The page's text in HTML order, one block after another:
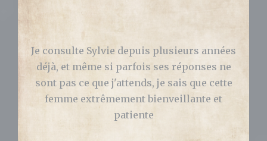
Bonjour, J’ai consulté Sylvie pour avoir des
réponses concernant ma vie pro et perso.
Elle m’a grandement aidé et ce qu’elle m’a
prédit s’est bien passé ! Je vous la